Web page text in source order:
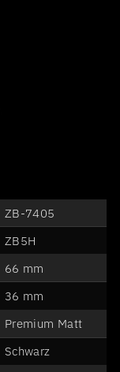
ZB-7405
ZB5H
66 mm
36 mm
Premium Matt
Schwarz